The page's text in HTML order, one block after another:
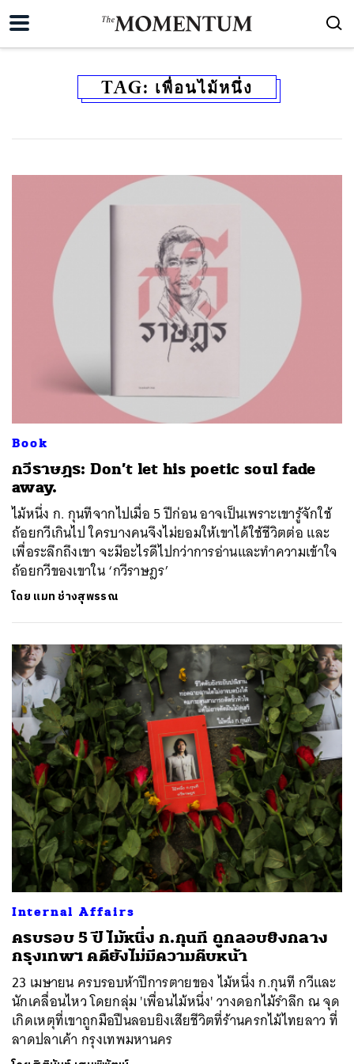
TAG: เพื่อนไม้หนึ่ง
Book
กวีราษฎร: Don’t let his poetic soul fade
away.
ไม้หนึ่ง ก. กุนทีจากไปเมื่อ 5 ปีก่อน อาจเป็นเพราะเขารู้จักใช้
ถ้อยกวีเกินไป ใครบางคนจึงไม่ยอมให้เขาได้ใช้ชีวิตต่อ และ
เพื่อระลึกถึงเขา จะมีอะไรดีไปกว่าการอ่านและทำความเข้าใจ
ถ้อยกวีของเขาใน ‘กวีราษฎร’
โดย แมท ช่างสุพรรณ
Internal Affairs
ครบรอบ 5 ปี ไม้หนึ่ง ก.กุนที ถูกลอบยิงกลาง
กรุงเทพฯ คดียังไม่มีความคืบหน้า
23 เมษายน ครบรอบห้าปีการตายของ ไม้หนึ่ง ก.กุนที กวีและ
นักเคลื่อนไหว โดยกลุ่ม 'เพื่อนไม้หนึ่ง' วางดอกไม้รำลึก ณ จุด
เกิดเหตุที่เขาถูกมือปืนลอบยิงเสียชีวิตที่ร้านครกไม้ไทยลาว ที่
ลาดปลาเค้า กรุงเทพมหานคร
ค้นหา
SHARE TWEET LINE EMAIL